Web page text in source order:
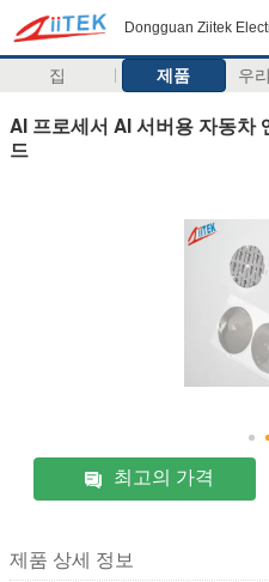
Dongguan Ziitek
집 제품 우
AI 프로세서 AI 서버용 자동차
드
최고의 가격
제품 상세 정보